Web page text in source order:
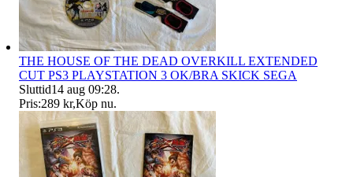
THE HOUSE OF THE DEAD OVERKILL EXTENDED
CUT PS3 PLAYSTATION 3 OK/BRA SKICK SEGA
Sluttid14 aug 09:28.
Pris:289 kr,Köp nu.